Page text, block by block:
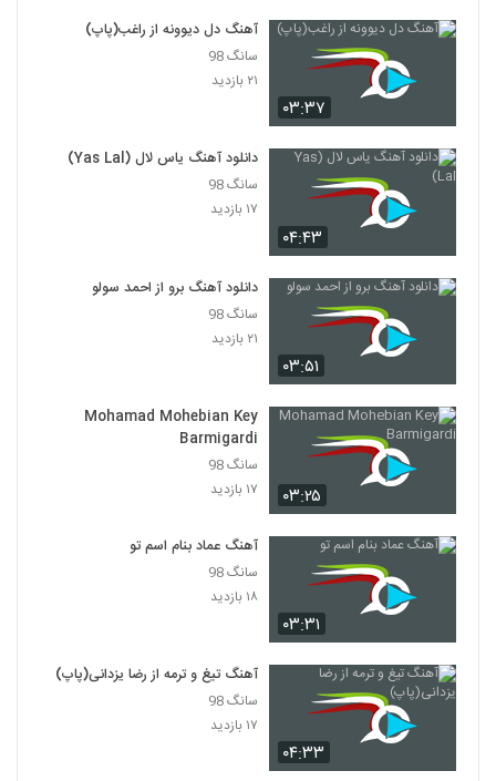
آهنگ ثانیه ثانیه 2 از سقا مسلمی(پاپ)
4392
Saqa Moslemi Sanieh Sanieh
۲۴۳ بازدید
Shahin Ayoubzadeh Delam Raft
۲۴۱ بازدید
دانلود آهنگ انرژی مثبت از هوراد
4395
موزیک زیبای تهران با تو از سیاوش امینی
۲۶۸ بازدید
موزیک زیبای آخرشو بگو از امیر رشوند
۲۸۲ بازدید
دانلود آهنگ حسن خدادادی دریا
4398
Komak Kon)
4399
گروه سون آهنگ وقتو بی وقت
۲۸۳ بازدید
۰۳:۳۷
آهنگ دل دیوونه از راغب(پاپ)
سانگ 98
۲۱ بازدید
۰۴:۴۳
دانلود آهنگ یاس لال (Yas Lal)
سانگ 98
۱۷ بازدید
۰۳:۵۱
دانلود آهنگ برو از احمد سولو
سانگ 98
۲۱ بازدید
۰۳:۲۵
Mohamad Mohebian Key
Barmigardi
سانگ 98
۱۷ بازدید
۰۳:۳۱
آهنگ عماد بنام اسم تو
سانگ 98
۱۸ بازدید
۰۴:۳۳
آهنگ تیغ و ترمه از رضا یزدانی(پاپ)
سانگ 98
۱۷ بازدید